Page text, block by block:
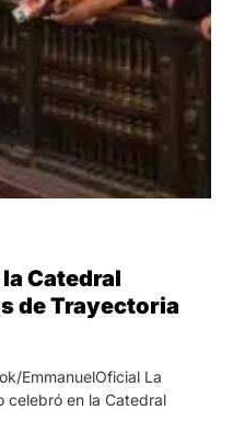
Catedral
de Trayectoria
EmmanuelOficial La
celebró en la Catedral